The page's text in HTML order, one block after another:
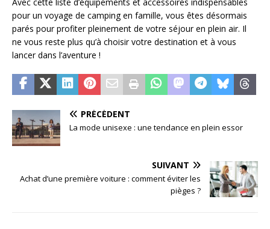
pour un voyage de camping en famille, vous êtes désormais
parés pour profiter pleinement de votre séjour en plein air. Il
ne vous reste plus qu’à choisir votre destination et à vous
lancer dans l’aventure !
PRÉCÉDENT
La mode unisexe : une tendance en plein essor
SUIVANT
Achat d’une première voiture : comment éviter les
pièges ?